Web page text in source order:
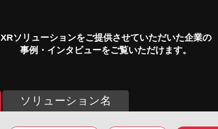
XRソリューションをご提供させていただいた企業の
事例・インタビューをご覧いただけます。
ソリューション名